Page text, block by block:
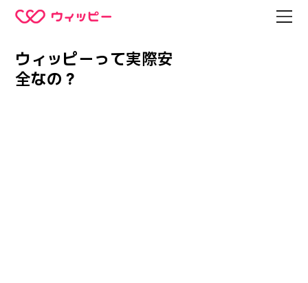
ウィッピーって実際安
全なの？